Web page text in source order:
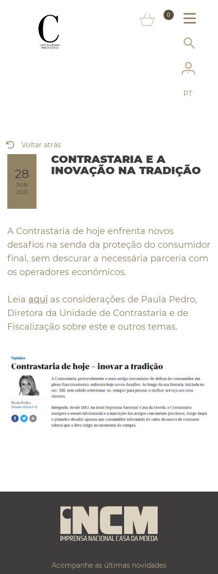
0
SERVIÇOS
PT
28
JUN
2021
CONTRASTARIA E A
INOVAÇÃO NA TRADIÇÃO
Voltar atrás
A Contrastaria de hoje enfrenta novos
desafios na senda da proteção do consumidor
final, sem descurar a necessária parceria com
os operadores económicos.
Leia aqui as considerações de Paula Pedro,
Diretora da Unidade de Contrastaria e de
Fiscalização sobre este e outros temas.
Acompanhe as últimas novidades